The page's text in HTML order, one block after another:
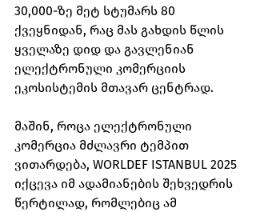
30,000-ზე მეტ სტუმარს 80
ქვეყნიდან, რაც მას გახდის წლის
ყველაზე დიდ და გავლენიან
ელექტრონული კომერციის
ეკოსისტემის მთავარ ცენტრად.
მაშინ, როცა ელექტრონული
კომერცია მძლავრი ტემპით
ვითარდება, WORLDEF ISTANBUL 2025
იქცევა იმ ადამიანების შეხვედრის
წერტილად, რომლებიც ამ